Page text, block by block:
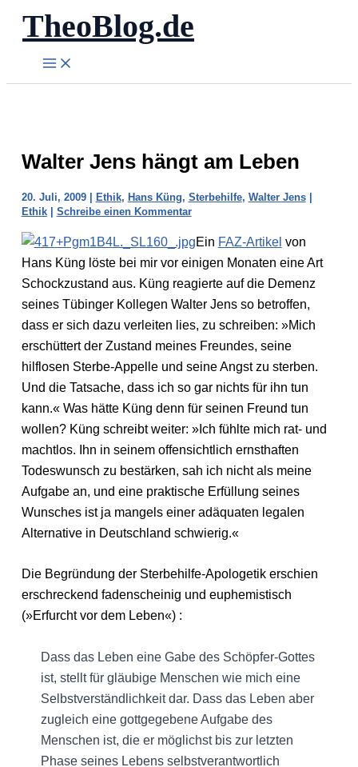
Zum
Inhalt
springen
TheoBlog.de
Walter Jens hängt am Leben
20. Juli, 2009 | Ethik, Hans Küng, Sterbehilfe, Walter Jens|
Ethik| Schreibe einen Kommentar
Ein FAZ-Artikel von
Hans Küng löste bei mir vor einigen Monaten eine Art
Schockzustand aus. Küng reagierte auf die Demenz
seines Tübinger Kollegen Walter Jens so betroffen,
dass er sich dazu verleiten lies, zu schreiben: »Mich
erschüttert der Zustand meines Freundes, seine
hilflosen Sterbe-Appelle und seine Angst zu sterben.
Und die Tatsache, dass ich so gar nichts für ihn tun
kann.« Was hätte Küng denn für seinen Freund tun
wollen? Küng schreibt weiter: »Ich fühlte mich rat- und
machtlos. Ihn in seinem offensichtlich ernsthaften
Todeswunsch zu bestärken, sah ich nicht als meine
Aufgabe an, und eine praktische Erfüllung seines
Wunsches ist ja mangels einer adäquaten legalen
Alternative in Deutschland schwierig.«
Die Begründung der Sterbehilfe-Apologetik erschien
erschreckend fadenscheinig und euphemistisch
(»Erfurcht vor dem Leben«) :
Dass das Leben eine Gabe des Schöpfer-Gottes
ist, stellt für gläubige Menschen wie mich eine
Selbstverständlichkeit dar. Dass das Leben aber
zugleich eine gottgegebene Aufgabe des
Menschen ist, die er möglichst bis zur letzten
Phase seines Lebens selbstverantwortlich